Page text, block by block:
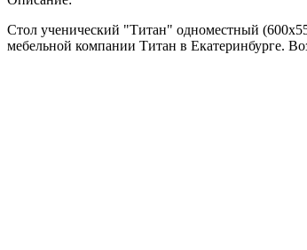
Стол ученический "Титан" одноместный
мебельной компании Титан в Екатеринбурге.